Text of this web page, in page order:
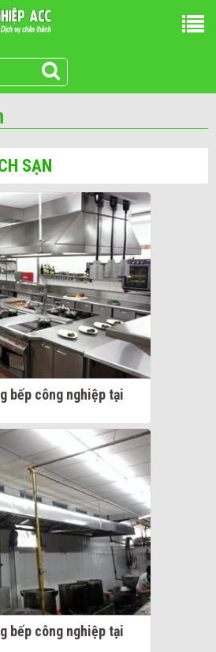
SẠN
bếp công nghiệp tại
bếp công nghiệp tại